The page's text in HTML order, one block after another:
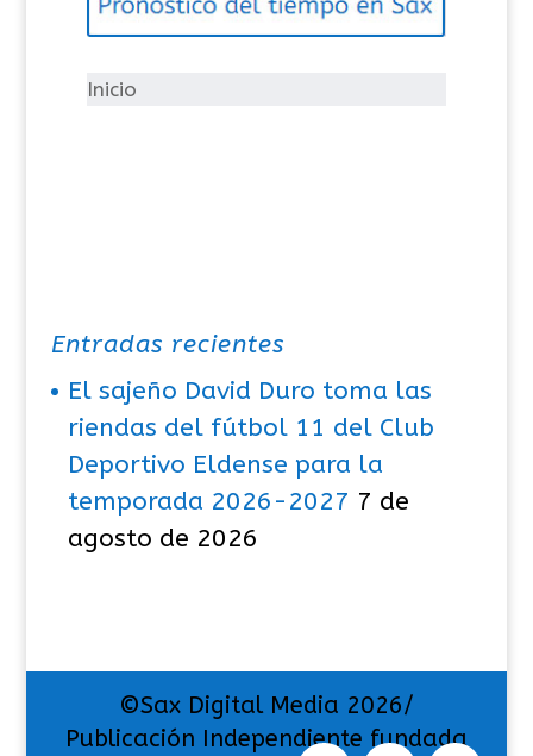
íInicio
Entradas recientes
El sajeño David Duro toma las
riendas del fútbol 11 del Club
Deportivo Eldense para la
temporada 2026-2027 7 de
agosto de 2026
©Sax Digital Media 2026/
Publicación Independiente fundada